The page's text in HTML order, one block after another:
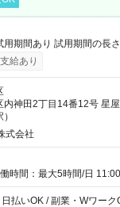
用期間あり 試用期間の長
と同じです。
給あり
内神田2丁目14番12号 星
式会社
時間：最大5時間/日
間 └上記の時間帯内であ
日の中で、お好きな曜日
払いOK / 副業・Wワーク